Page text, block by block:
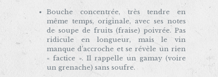
Bouche concentrée, très tendre en
même temps, originale, avec ses notes
de soupe de fruits (fraise) poivrée. Pas
ridicule en longueur, mais le vin
manque d’accroche et se révèle un rien
« factice ». Il rappelle un gamay (voire
un grenache) sans soufre.